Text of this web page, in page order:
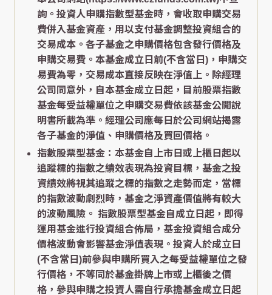
詢。投資人申購指數型基金時，會收取申購交易
費併入基金資產，用以支付基金調整投資組合的
交易成本。各子基金之申購價格包含發行價格及
申購交易費。本基金成立日前(不含當日)，申購交
易費為零，交易成本直接反映在淨值上。除經理
公司同意外，自本基金成立日起，目前股票指數
基金每受益權單位之申購交易費依該基金公開說
明書所載為準。經理公司應每日於公司網站揭露
各子基金的淨值、申購價格及買回價格。
指數股票型基金：本基金自上市日或上櫃日起以
追蹤標的指數之績效表現為投資目標，基金之投
資績效將視其追蹤之標的指數之走勢而定，當標
的指數波動劇烈時，基金之淨資產價值將有較大
的波動風險。 指數股票型基金自成立日起，即得
運用基金進行投資組合佈局，基金投資組合成分
價格波動會影響基金淨值表現。投資人於成立日
(不含當日)前參與申購所買入之每受益權單位之發
行價格，不等同於基金掛牌上市或上櫃後之價
格，參與申購之投資人需自行承擔基金成立日起